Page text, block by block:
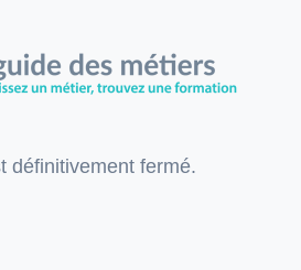
définitivement fermé.